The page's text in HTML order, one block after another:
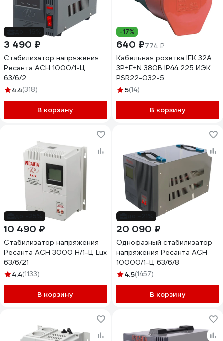
3 490 ₽
Стабилизатор напряжения
Ресанта АСН 1000/1-Ц
63/6/2
4.4(318)
В корзину
-17%
640 ₽774 ₽
Кабельная розетка IEK 32A
3P+Е+N 380В IP44 225 ИЭК
PSR22-032-5
5(14)
В корзину
10 490 ₽
Стабилизатор напряжения
Ресанта АСН 3000 Н/1-Ц Lux
63/6/21
4.4(1133)
В корзину
20 090 ₽
Однофазный стабилизатор
напряжения Ресанта АСН
10000/1-Ц 63/6/8
4.5(1457)
В корзину